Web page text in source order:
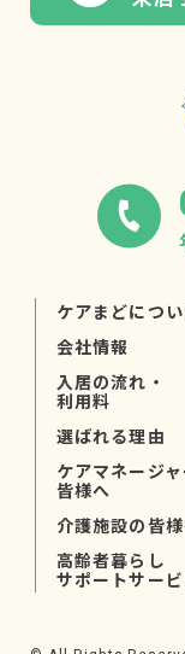
ケアまどにつ
会社情報
入居の流れ・
利用料
選ばれる理由
ケアマネージ
皆様へ
介護施設の皆
高齢者暮らし
サポートサー